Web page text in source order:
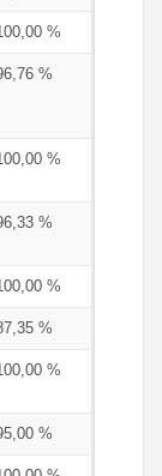
%
%
%
%
%
%
%
%